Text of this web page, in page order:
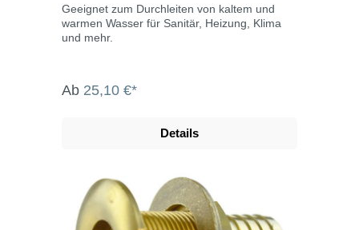
Geeignet zum Durchleiten von kaltem und
warmen Wasser für Sanitär, Heizung, Klima
und mehr.
Ab 25,10 €*
Details